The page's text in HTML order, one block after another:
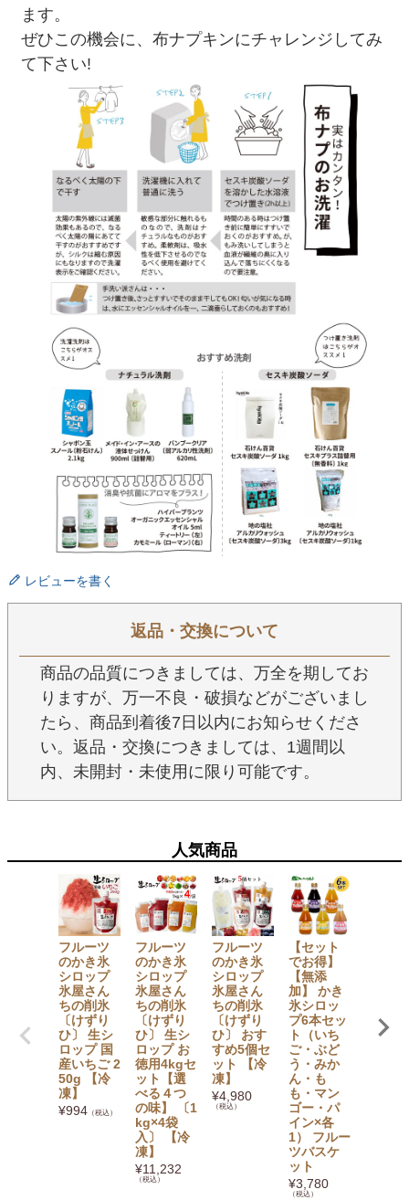
ます。
ぜひこの機会に、布ナプキンにチャレンジしてみ
て下さい!
レビューを書く
返品・交換について
商品の品質につきましては、万全を期してお
りますが、万一不良・破損などがございまし
たら、商品到着後7日以内にお知らせくださ
い。返品・交換につきましては、1週間以
内、未開封・未使用に限り可能です。
人気商品
フルーツ
のかき氷
シロップ
氷屋さん
ちの削氷
〔けずり
ひ〕 生シ
ロップ 国
産いちご 2
50g 【冷
凍】
¥994 （税込）
フルーツ
のかき氷
シロップ
氷屋さん
ちの削氷
〔けずり
ひ〕 生シ
ロップ お
徳用4kgセ
ット【選
べる４つ
の味】 〔1
kg×4袋
入〕 【冷
凍】
¥11,232
（税込）
フルーツ
のかき氷
シロップ
氷屋さん
ちの削氷
〔けずり
ひ〕 おす
すめ5個セ
ット 【冷
凍】
¥4,980
（税込）
【セット
でお得】
【無添
加】 かき
氷シロッ
プ6本セッ
ト（いち
ご・ぶど
う・みか
ん・も
も・マン
ゴー・パ
イン×各
1） フルー
ツバスケ
ット
¥3,780
（税込）
イズ
1,265